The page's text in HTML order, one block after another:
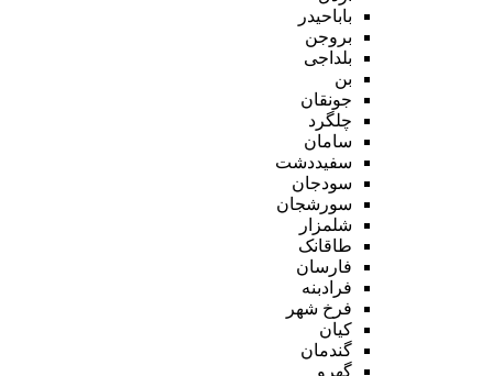
باباحیدر
بروجن
بلداجی
بن
جونقان
چلگرد
سامان
سفیددشت
سودجان
سورشجان
شلمزار
طاقانک
فارسان
فرادبنه
فرخ شهر
کیان
گندمان
گهرو